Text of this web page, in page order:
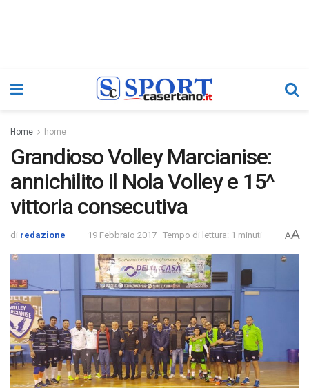
Home home
Grandioso Volley Marcianise:
annichilito il Nola Volley e 15^
vittoria consecutiva
di redazione 19 Febbraio 2017 Tempo di lettura: 1 minuti AA